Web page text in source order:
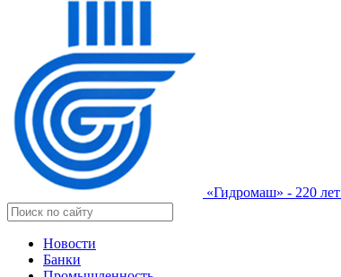
«Гидромаш» - 220 лет
Новости
Банки